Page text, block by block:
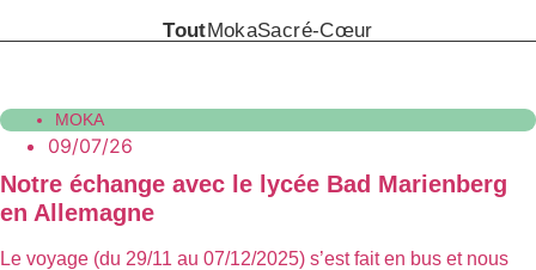
MokaSacré-Cœur
Tout
MOKA
09/07/26
Notre échange avec le lycée Bad Marienberg
en Allemagne
Le voyage (du 29/11 au 07/12/2025) s’est fait en bus et nous